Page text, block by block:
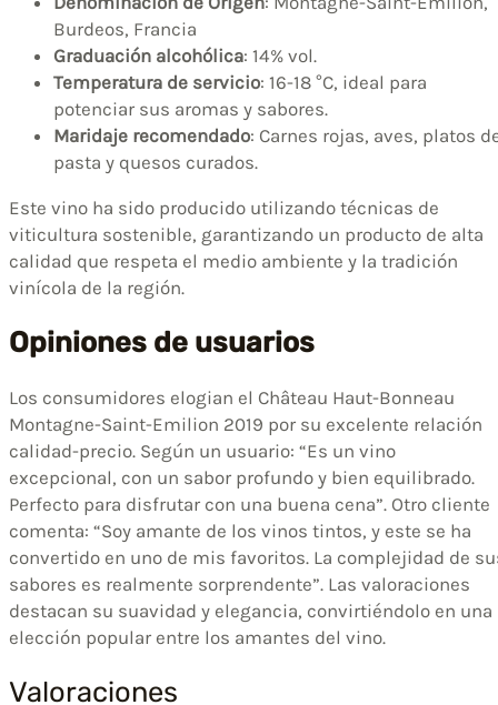
Burdeos, Francia
Graduación alcohólica: 14% vol.
Temperatura de servicio: 16-18 °C, ideal para
potenciar sus aromas y sabores.
Maridaje recomendado: Carnes rojas, aves, platos
pasta y quesos curados.
Este vino ha sido producido utilizando técnicas de
viticultura sostenible, garantizando un producto de alta
calidad que respeta el medio ambiente y la tradición
vinícola de la región.
Opiniones de usuarios
Los consumidores elogian el Château Haut-Bonneau
Montagne-Saint-Emilion 2019 por su excelente relación
calidad-precio. Según un usuario: “Es un vino
excepcional, con un sabor profundo y bien equilibrado.
Perfecto para disfrutar con una buena cena”. Otro cliente
comenta: “Soy amante de los vinos tintos, y este se ha
convertido en uno de mis favoritos. La complejidad de
sabores es realmente sorprendente”. Las valoraciones
destacan su suavidad y elegancia, convirtiéndolo en una
elección popular entre los amantes del vino.
Valoraciones